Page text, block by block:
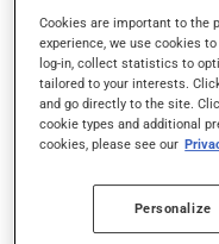
En plus de ses effets
l'occasion entraîner
secondaires),
il peut causer des
- soyez prudent
vomissements;
il peut causer un
Cookies are important to the
experience, we use cookies
log-in, collect statistics to
tailored to your interests.
and go directly to the site.
cookie types and additional
cookies, please see our
Personalize